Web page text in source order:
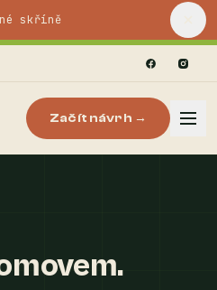
skříně
Začít návrh →